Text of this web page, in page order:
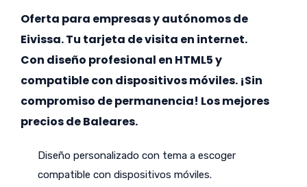
Oferta para empresas y autónomos de
Eivissa. Tu tarjeta de visita en internet.
Con diseño profesional en HTML5 y
compatible con dispositivos móviles. ¡Sin
compromiso de permanencia! Los mejores
precios de Baleares.
Diseño personalizado con tema a escoger
compatible con dispositivos móviles.